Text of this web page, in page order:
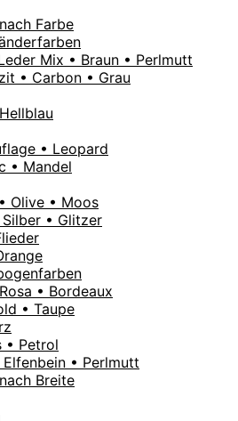
Farbe
Mix • Braun • Perlmutt
• Carbon • Grau
• Leopard
• Mandel
Olive • Moos
• Glitzer
• Bordeaux
• Taupe
• Petrol
Elfenbein • Perlmutt
Breite